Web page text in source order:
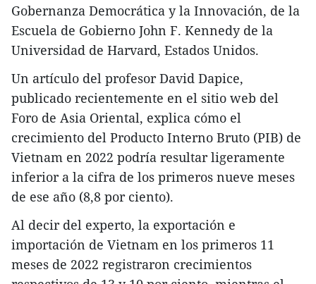
Gobernanza Democrática y la Innovación, de la
Escuela de Gobierno John F. Kennedy de la
Universidad de Harvard, Estados Unidos.
Un artículo del profesor David Dapice,
publicado recientemente en el sitio web del
Foro de Asia Oriental, explica cómo el
crecimiento del Producto Interno Bruto (PIB) de
Vietnam en 2022 podría resultar ligeramente
inferior a la cifra de los primeros nueve meses
de ese año (8,8 por ciento).
Al decir del experto, la exportación e
importación de Vietnam en los primeros 11
meses de 2022 registraron crecimientos